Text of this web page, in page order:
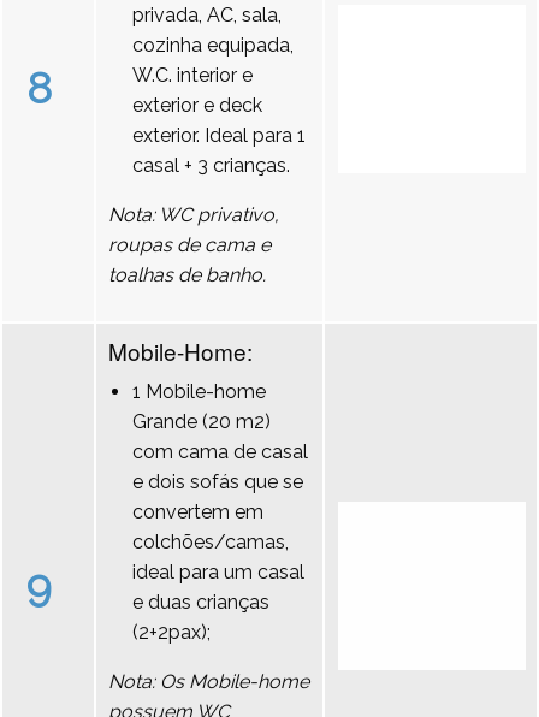
8
privada, AC, sala,
cozinha equipada,
W.C. interior e
exterior e deck
exterior. Ideal para 1
casal + 3 crianças.
Nota: WC privativo,
roupas de cama e
toalhas de banho.
9
Mobile-Home:
1 Mobile-home
Grande (20 m2)
com cama de casal
e dois sofás que se
convertem em
colchões/camas,
ideal para um casal
e duas crianças
(2+2pax);
Nota: Os Mobile-home
possuem WC